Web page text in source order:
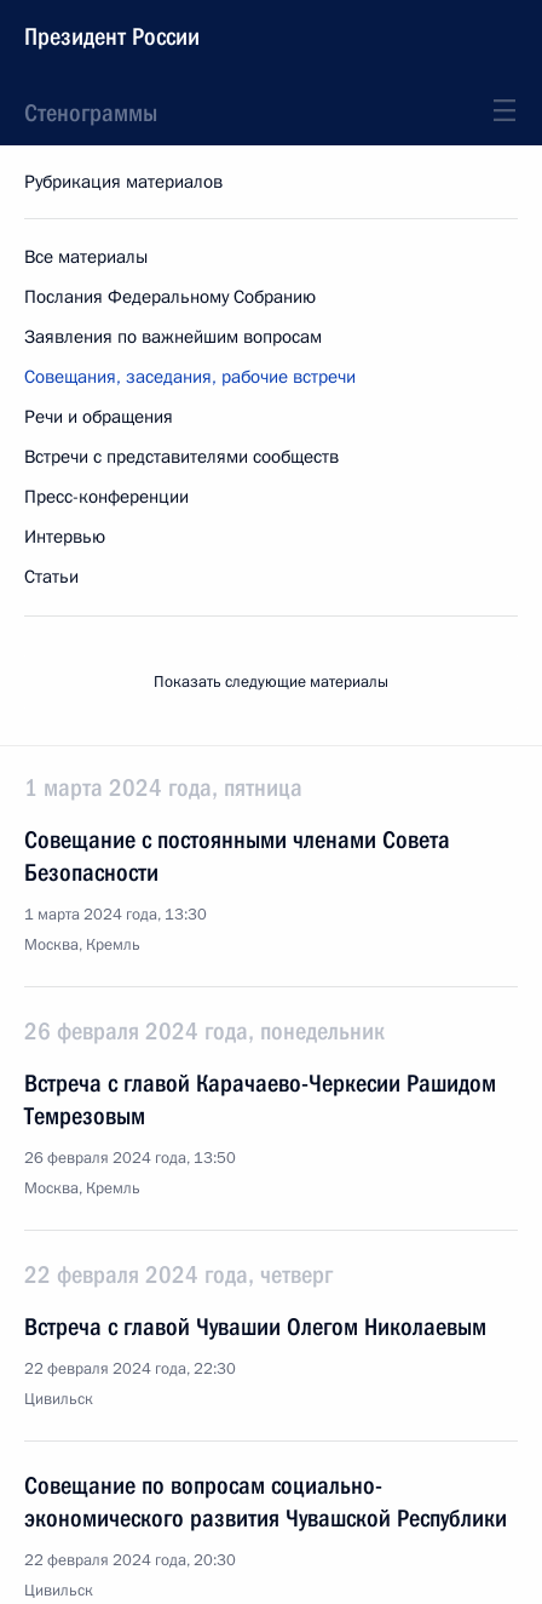
Президент России
Стенограммы
Рубрикация материалов
Все материалы
Послания Федеральному Собранию
Заявления по важнейшим вопросам
Совещания, заседания, рабочие встречи
Речи и обращения
Встречи с представителями сообществ
Пресс-конференции
Интервью
Статьи
Показать следующие материалы
1 марта 2024 года, пятница
Совещание с постоянными членами Совета
Безопасности
1 марта 2024 года, 13:30
Москва, Кремль
26 февраля 2024 года, понедельник
Встреча с главой Карачаево-Черкесии Рашидом
Темрезовым
26 февраля 2024 года, 13:50
Москва, Кремль
22 февраля 2024 года, четверг
Встреча с главой Чувашии Олегом Николаевым
22 февраля 2024 года, 22:30
Цивильск
Совещание по вопросам социально-
экономического развития Чувашской Республики
22 февраля 2024 года, 20:30
Цивильск